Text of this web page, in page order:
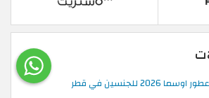
للجنسين في قطر